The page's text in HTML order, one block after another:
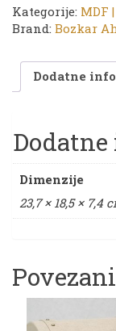
kutija
|
18,5
x
Kategorije: MDF
Brand: Bozkar
Dodatne
Dimenzije
23,7 × 18,5 × 7,4